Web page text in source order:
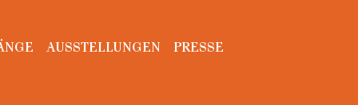
AUSSTELLUNGEN PRESSE